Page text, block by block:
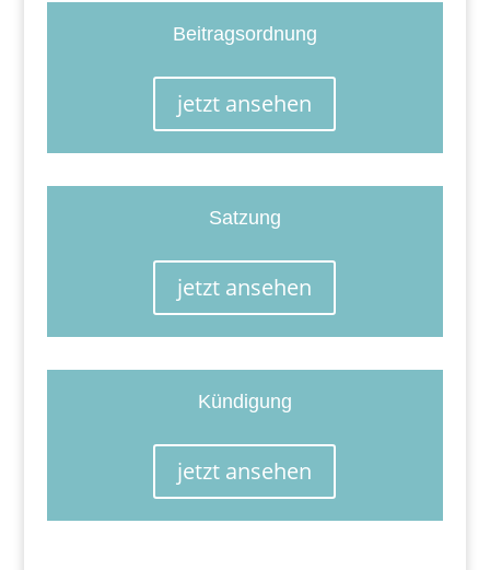
Beitragsordnung
jetzt ansehen
Satzung
jetzt ansehen
Kündigung
jetzt ansehen